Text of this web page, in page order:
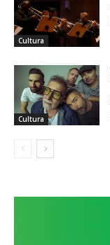
Cultura
Cultura